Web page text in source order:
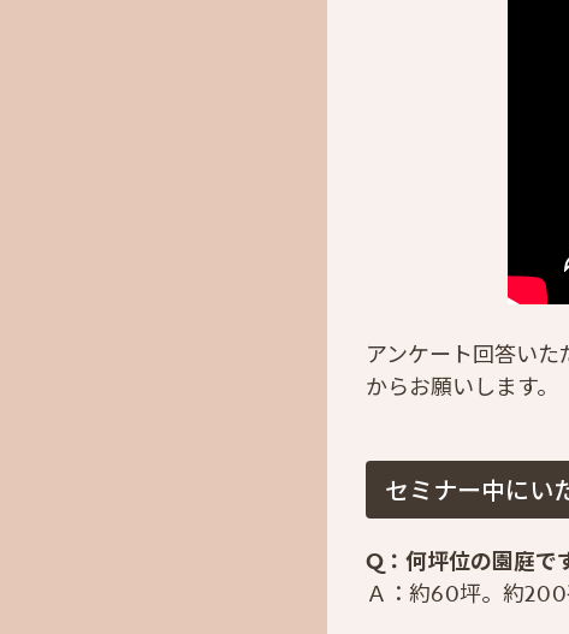
アンケート回答いた
からお願いします。
セミナー中にい
Q：何坪位の園庭で
Ａ：約60坪。約200